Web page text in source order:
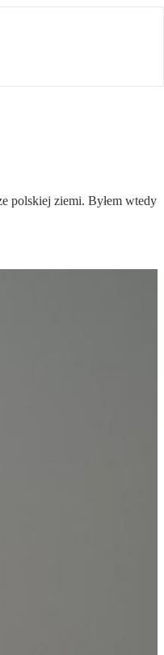
polskiej ziemi. Byłem wtedy